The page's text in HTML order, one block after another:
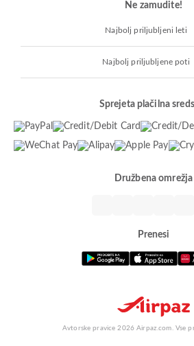
Ne zamudite!
Najbolj priljubljeni leti
Najbolj priljubljene poti
Sprejeta plačilna
Družbena omrežja
Prenesi
Avtorske pravice 2026 Airpaz.com. Vse